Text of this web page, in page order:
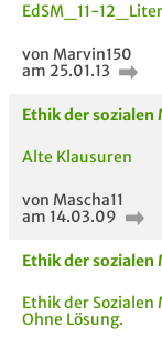
EdSM_11-
von Marvin150
am 25.01.13
Ethik der
Alte Klausuren
von Mascha11
am 14.03.09
Ethik der
Ethik der Sozialen
Ohne Lösung.